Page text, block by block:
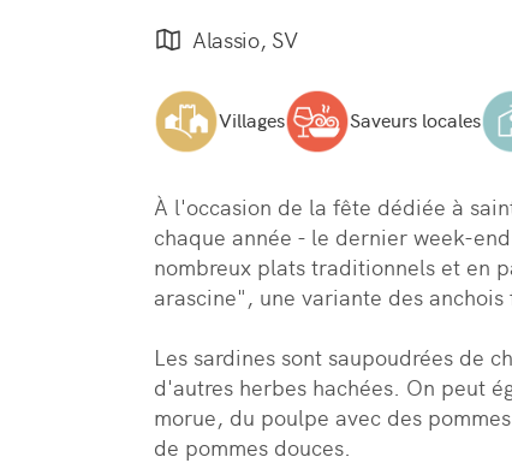
Alassio, SV
Villages Saveurs locales
À l'occasion de la fête dédiée à
chaque année - le dernier week-
nombreux plats traditionnels et en
arascine", une variante des
Les sardines sont saupoudrées de
d'autres herbes hachées. On peut
morue, du poulpe avec des
de pommes douces.